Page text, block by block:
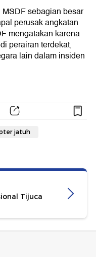
sebagian besar
perusak angkatan
mengatakan karena
perairan terdekat,
lain dalam insiden
jatuh
Tijuca